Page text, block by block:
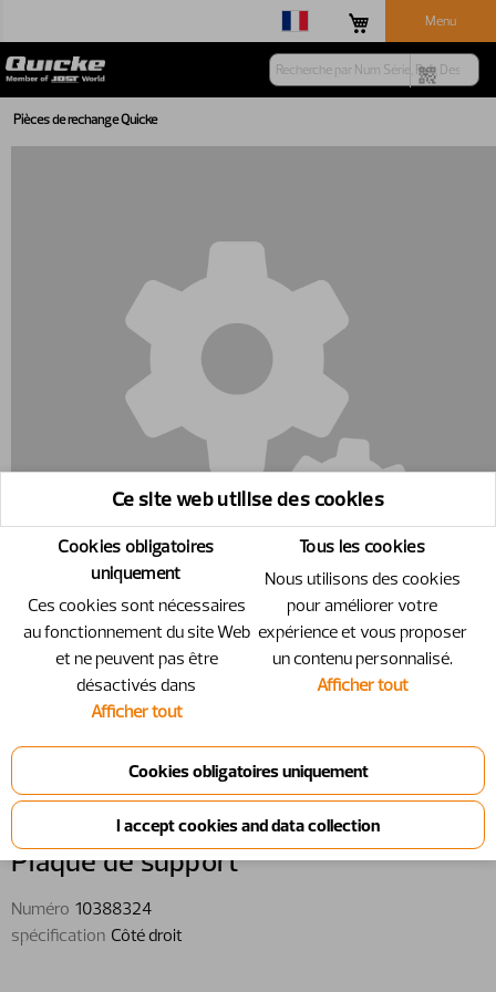
Menu
Pièces de rechange Quicke
10388324 - Plaque de support - Côté
droit
Plaque de support
Numéro 10388324
spécification Côté droit
Ce site web utilise des cookies
Cookies obligatoires
uniquement
Ces cookies sont nécessaires
au fonctionnement du site Web
et ne peuvent pas être
désactivés dans
Afficher tout
Tous les cookies
Nous utilisons des cookies
pour améliorer votre
expérience et vous proposer
un contenu personnalisé.
Afficher tout